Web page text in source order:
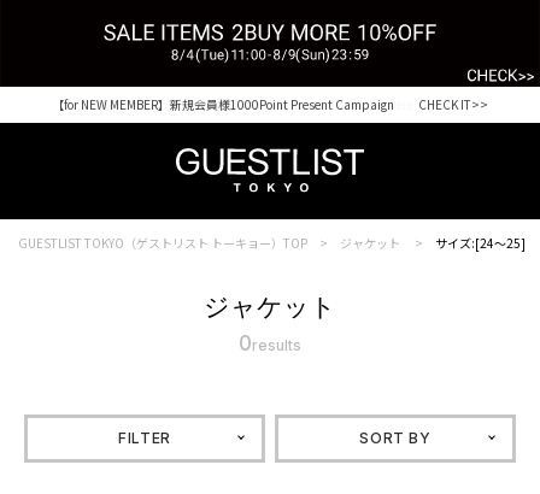
Shopping from outside Japan? Visit our Global Site here. >>
【for NEW MEMBER】新規会員様1000Point Present Campaign CHECK IT>>
GUESTLIST TOKYO（ゲストリスト トーキョー）TOP ジャケット サイズ:[24～25]
ジャケット
0results
FILTER SORT BY